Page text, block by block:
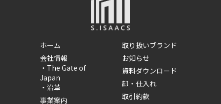
ホーム
会社情報
・ The Gate of
Japan
・沿革
事業案内
取り扱いブランド
お知らせ
資料ダウンロード
卸・仕入れ
取引約款